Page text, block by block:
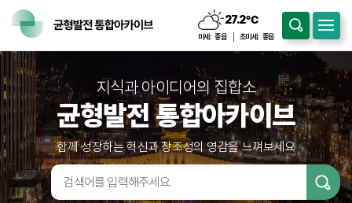
27.2℃
구름조금
미세: 좋음 초미세: 좋음
지식과 아이디어의 집합소
균형발전 통합아카이브
함께 성장하는 혁신과 창조성의 영감을 느껴보세요
검색어입
력